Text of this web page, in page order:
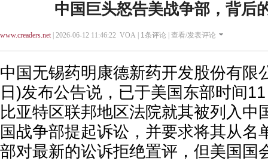
中国巨头怒告美战争部，背后
www.creaders.net| 2026-06-12 11:46:22 VOA | 1条评论 | 查看/发表评论
中国无锡药明康德新药开发股份有限
日)发布公告说，已于美国东部时间
比亚特区联邦地区法院就其被列入中
国战争部提起诉讼，并要求将其从名
部对最新的讼诉拒绝置评，但美国国